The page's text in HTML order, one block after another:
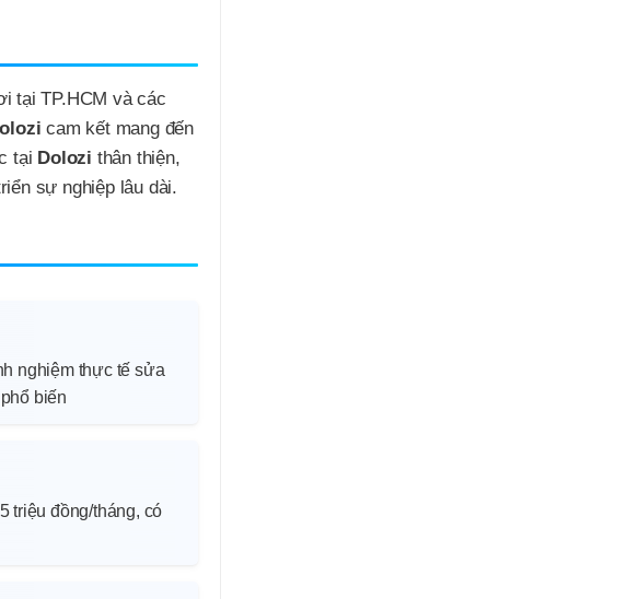
tại TP.HCM và các
cam kết mang đến
tại Dolozi thân thiện,
sự nghiệp lâu dài.
nghiệm thực tế sửa
biến
triệu đồng/tháng, có